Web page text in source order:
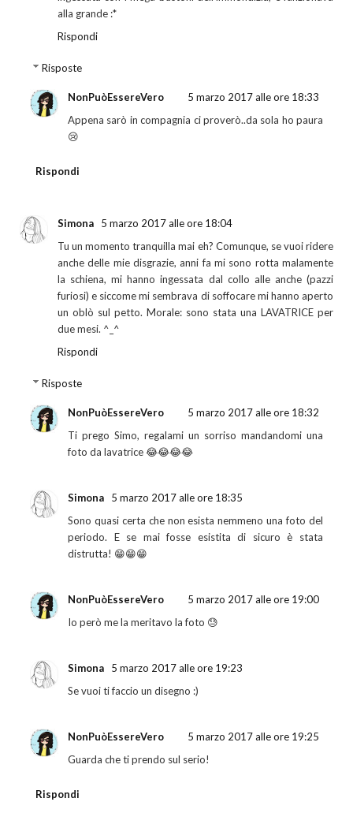
alla grande :*
Rispondi
Risposte
NonPuòEssereVero
5 marzo 2017 alle ore 18:33
Appena sarò in compagnia ci proverò..da sola ho paura
😢
Rispondi
Simona
5 marzo 2017 alle ore 18:04
Tu un momento tranquilla mai eh? Comunque, se vuoi ridere
anche delle mie disgrazie, anni fa mi sono rotta malamente
la schiena, mi hanno ingessata dal collo alle anche (pazzi
furiosi) e siccome mi sembrava di soffocare mi hanno aperto
un oblò sul petto. Morale: sono stata una LAVATRICE per
due mesi. ^_^
Rispondi
Risposte
NonPuòEssereVero
5 marzo 2017 alle ore 18:32
Ti prego Simo, regalami un sorriso mandandomi una
foto da lavatrice 😂😂😂😂
Simona
5 marzo 2017 alle ore 18:35
Sono quasi certa che non esista nemmeno una foto del
periodo. E se mai fosse esistita di sicuro è stata
distrutta! 😁😁😁
NonPuòEssereVero
5 marzo 2017 alle ore 19:00
Io però me la meritavo la foto 😓
Simona
5 marzo 2017 alle ore 19:23
Se vuoi ti faccio un disegno :)
NonPuòEssereVero
5 marzo 2017 alle ore 19:25
Guarda che ti prendo sul serio!
Rispondi